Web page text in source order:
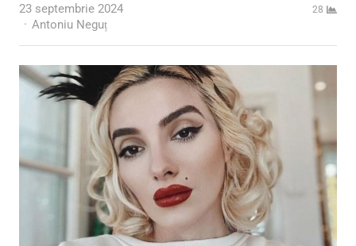
23 septembrie 2024
Author
Antoniu Neguț
28